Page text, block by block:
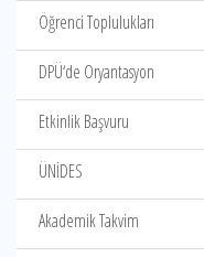
Öğrenci Toplulukları
DPÜ‘de Oryantasyon
Etkinlik Başvuru
ÜNİDES
Akademik Takvim